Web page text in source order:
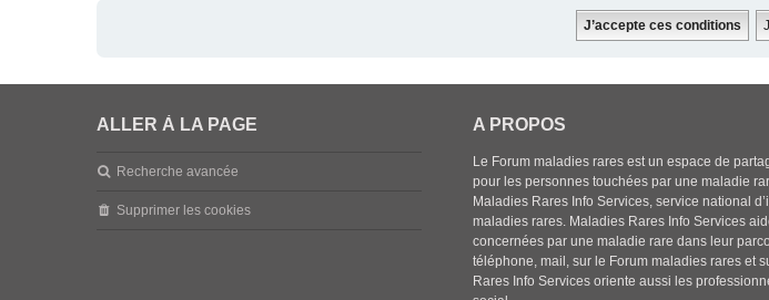
ALLER À LA PAGE
Recherche avancée
Supprimer les cookies
A PROPOS
Le Forum maladies rares est un espace de
pour les personnes touchées par une maladie
Maladies Rares Info Services, service national
maladies rares. Maladies Rares Info Services
concernées par une maladie rare dans leur
téléphone, mail, sur le Forum maladies rares et
Rares Info Services oriente aussi les